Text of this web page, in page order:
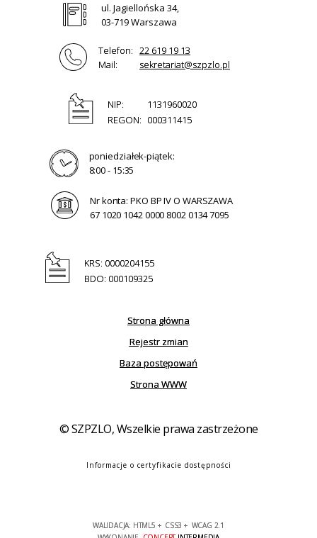
ul. Jagiellońska 34,
03-719 Warszawa
Telefon:
22 619 19 13
Mail:
sekretariat@szpzlo.pl
NIP:
1131960020
REGON: 000311415
poniedziałek-piątek:
8:00 - 15:35
Nr konta: PKO BP IV O WARSZAWA
67 1020 1042 0000 8002 0134 7095
KRS: 0000204155
BDO: 000109325
Strona główna
Rejestr zmian
Baza postępowań
Strona WWW
© SZPZLO, Wszelkie prawa zastrzeżone
Informacje o certyfikacie dostępności
WALIDACJA: HTML5 + CSS3 + WCAG 2.1